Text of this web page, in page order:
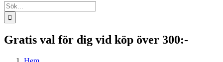
Sök
efter:
Gratis val för dig vid köp över 300:-